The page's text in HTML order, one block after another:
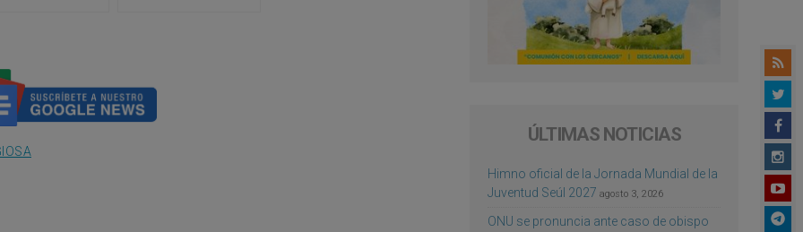
ÚLTIMAS NOTICIAS
Himno oficial de la Jornada Mundial de la
Juventud Seúl 2027 agosto 3, 2026
ONU se pronuncia ante caso de obispo